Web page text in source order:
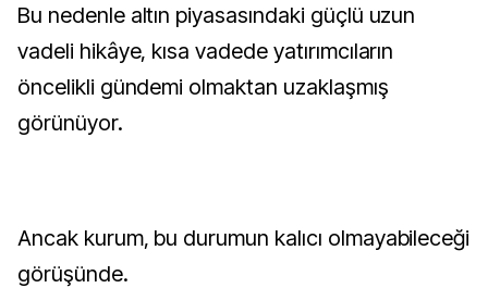
Bu nedenle altın piyasasındaki güçlü uzun
vadeli hikâye, kısa vadede yatırımcıların
öncelikli gündemi olmaktan uzaklaşmış
görünüyor.
Ancak kurum, bu durumun kalıcı olmayabileceği
görüşünde.